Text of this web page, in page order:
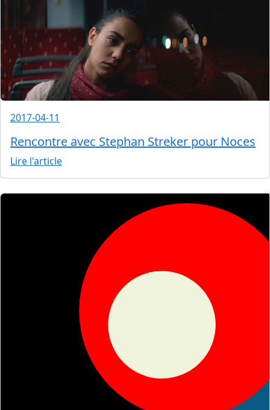
2017-04-11
Rencontre avec Stephan Streker pour Noces
Lire l'article